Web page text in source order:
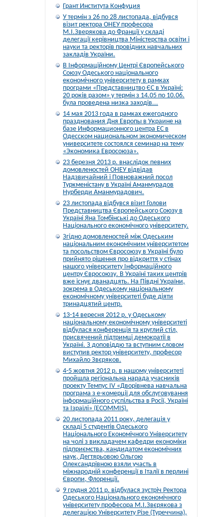
Грант Института Конфуция
У термін з 26 по 28 листопада, відбувся
візит ректора ОНЕУ професора
М.І.Зверякова до Франції у складі
делегації керівництва Міністерства освіти і
науки та ректорів провідних навчальних
закладів України.
В Інформаційному Центрі Європейського
Союзу Одеського національного
економічного університету в рамках
програми «Представництво ЄС в Україні:
20 років разом» у термін з 14.05 по 10.06.
була проведена низка заходів...
14 мая 2013 года в рамках ежегодного
празднования Дня Европы в Украине на
базе Информационного центра ЕС в
Одесском национальном экономическом
университете состоялся семинар на тему
«Экономика Евросоюза».
23 березня 2013 р. внаслідок певних
домовленостей ОНЕУ відвідав
Надзвичайний і Повноважний посол
Туркменістану в Україні Аманмурадов
Нурберди Аманмурадович.
23 листопада відбувся візит Голови
Представництва Європейського Союзу в
Україні Яна Томбінські до Одеського
Національного економічного університету.
Згідно домовленостей між Одеським
національним економічним університетом
та посольством Євросоюзу в Україні було
прийнято рішення про відкриття у стінах
нашого університету Інформаційного
центру Євросоюзу. В Україні таких центрів
вже існує дванадцять. На Півдні України,
зокрема в Одеському національному
економічному університеті буде діяти
тринадцятий центр.
13-14 вересня 2012 р. у Одеському
національному економічному університеті
відбулася конференція та круглий стіл,
присвячений підтримці демократії в
Україні. З доповіддю та вступним словом
виступив ректор університету, професор
Михайло Звєряков.
4-5 жовтня 2012 р. в нашому університеті
пройшла регіональна нарада учасників
проекту Темпус IV «Дворівнева навчальна
програма з е-комерції для обслуговування
інформаційного суспільства в Росії, Україні
та Ізраїлі» (ECOMMIS).
20 листопада 2011 року, делегація у
складі 5 студентів Одеського
Національного Економічного Університету
на чолі з викладачем кафедри економіки
підприємства, кандидатом економічних
наук, Дегтярьовою Ольгою
Олександрівною взяли участь в
міжнародній конференції в Італії в перлині
Європи, Флоренції.
9 грудня 2011 р. відбулася зустріч Ректора
Одеського Національного економічного
університету професора М.І.Звєрякова з
делегацією Університету Різе (Туреччина),